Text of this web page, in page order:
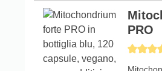
Average
PRO